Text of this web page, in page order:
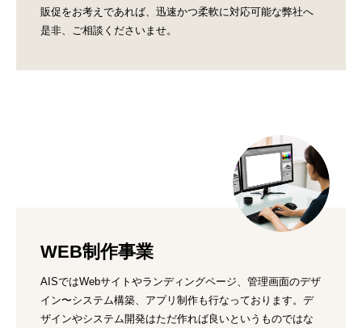
販促をお考えであれば、迅速かつ柔軟に対応可能な弊社へ
是非、ご相談くださいませ。
WEB制作事業
AISではWebサイトやランディングページ、管理画面のデザ
イン〜システム構築、アプリ制作も行なっております。デ
ザインやシステム開発はただ作れば良いというものではな